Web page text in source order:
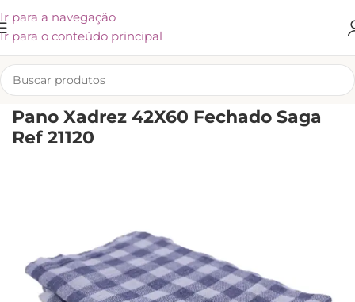
Ir para a navegação
Ir para o conteúdo principal
INÍCIO/KLIVEX
Pano Xadrez 42X60 Fechado Saga
Ref 21120